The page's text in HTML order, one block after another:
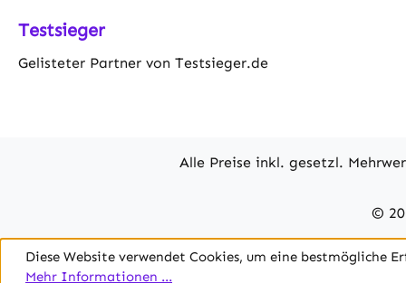
Testsieger
Gelisteter Partner von Testsieger.de
Alle Preise inkl. gesetzl.
©
Diese Website verwendet Cookies, um eine bestmögliche
Mehr Informationen ...